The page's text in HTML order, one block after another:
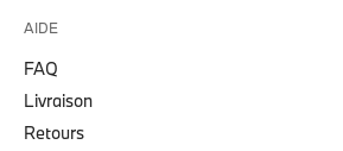
AIDE
FAQ
Livraison
Retours